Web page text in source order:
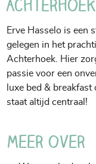
Achterhoek
Erve Hasselo is een
gelegen in het
Achterhoek. Hier
passie voor een
luxe bed &
staat altijd centraal!
Meer over